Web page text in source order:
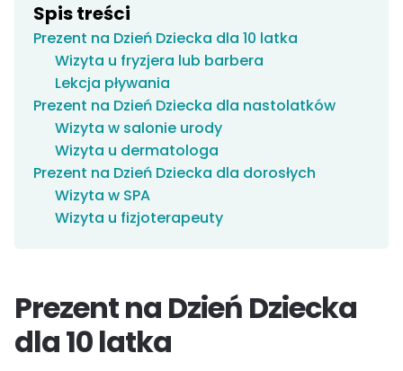
Spis treści
Prezent na Dzień Dziecka dla 10 latka
Wizyta u fryzjera lub barbera
Lekcja pływania
Prezent na Dzień Dziecka dla nastolatków
Wizyta w salonie urody
Wizyta u dermatologa
Prezent na Dzień Dziecka dla dorosłych
Wizyta w SPA
Wizyta u fizjoterapeuty
Prezent na Dzień Dziecka
dla 10 latka